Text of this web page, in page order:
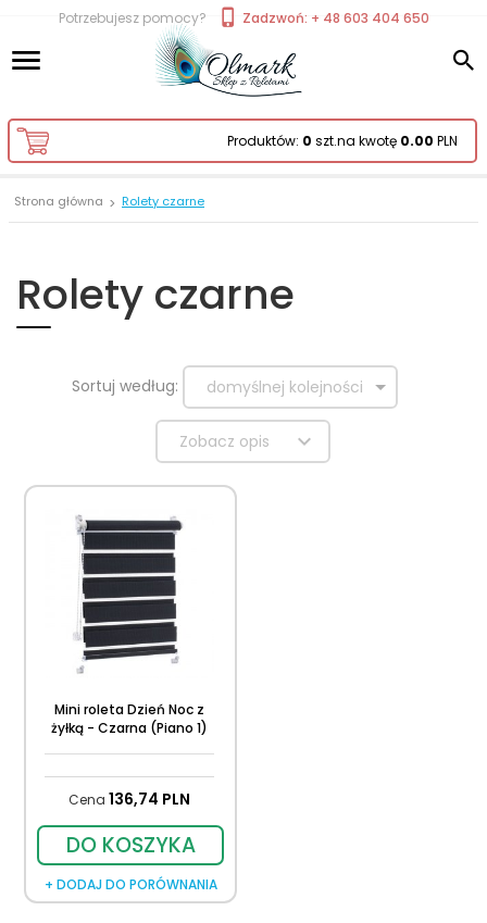
Potrzebujesz pomocy? Zadzwoń: + 48 603 404 650
Produktów: 0 szt.na kwotę 0.00 PLN
Strona główna Rolety czarne
Rolety czarne
Sortuj według: sort
domyślnej kolejności
Zobacz opis
Mini roleta Dzień Noc z
żyłką - Czarna (Piano 1)
Cena 136,74 PLN
DO KOSZYKA
+ DODAJ DO PORÓWNANIA